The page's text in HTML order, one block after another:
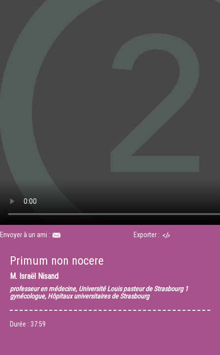
Envoyer à un ami : Exporter :
Primum non nocere
M. Israël Nisand
professeur en médecine, Université Louis pasteur de Strasbourg 1
gynécologue, Hôpitaux universitaires de Strasbourg
Durée : 37:59